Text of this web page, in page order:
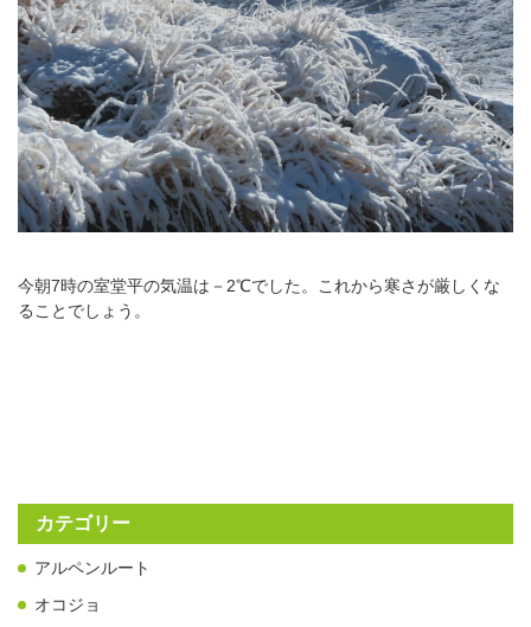
今朝7時の室堂平の気温は－2℃でした。これから寒さが厳しくな
ることでしょう。
カテゴリー
アルペンルート
オコジョ